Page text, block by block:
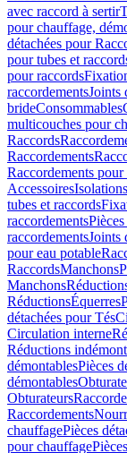
avec raccord à sertir
pour chauffage,
détachées pour
pour tubes et
pour raccords
raccordementsJoints
brideConsommables
multicouches pour
Raccords
Raccordements
Raccordements
Accessoires
tubes et raccords
raccordements
raccordementsJoints
pour eau potable
RaccordsManchons
Manchons
RéductionsÉquerres
détachées pour Tés
Circulation interne
Réductions
démontablesPièces
démontables
Obturateurs
Raccordements
chauffagePièces
pour chauffage